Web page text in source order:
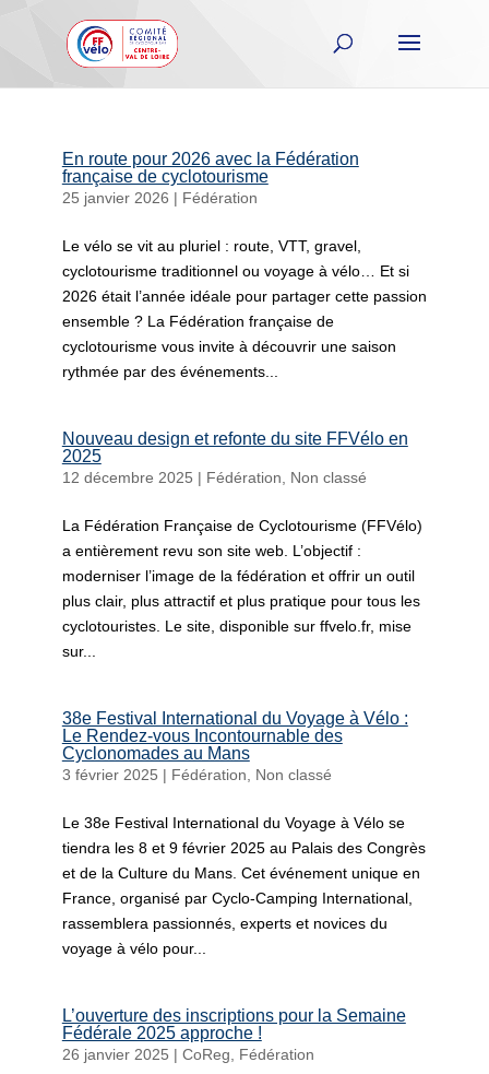
En route pour 2026 avec la Fédération
française de cyclotourisme
25 janvier 2026 | Fédération
Le vélo se vit au pluriel : route, VTT, gravel,
cyclotourisme traditionnel ou voyage à vélo… Et si
2026 était l’année idéale pour partager cette passion
ensemble ? La Fédération française de
cyclotourisme vous invite à découvrir une saison
rythmée par des événements...
Nouveau design et refonte du site FFVélo en
2025
12 décembre 2025 | Fédération Non classé
La Fédération Française de Cyclotourisme (FFVélo)
a entièrement revu son site web. L’objectif :
moderniser l’image de la fédération et offrir un outil
plus clair, plus attractif et plus pratique pour tous les
cyclotouristes. Le site, disponible sur ffvelo.fr, mise
sur...
38e Festival International du Voyage à Vélo :
Le Rendez-vous Incontournable des
Cyclonomades au Mans
3 février 2025 | Fédération Non classé
Le 38e Festival International du Voyage à Vélo se
tiendra les 8 et 9 février 2025 au Palais des Congrès
et de la Culture du Mans. Cet événement unique en
France, organisé par Cyclo-Camping International,
rassemblera passionnés, experts et novices du
voyage à vélo pour...
L’ouverture des inscriptions pour la Semaine
Fédérale 2025 approche !
26 janvier 2025 | CoReg Fédération